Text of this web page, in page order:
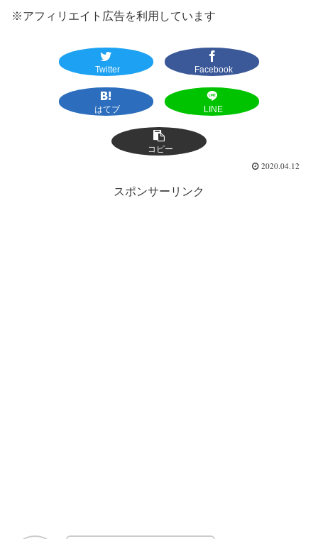
※アフィリエイト広告を利用しています
Twitter Facebook
はてブ LINE
コピー
2020.04.12
スポンサーリンク